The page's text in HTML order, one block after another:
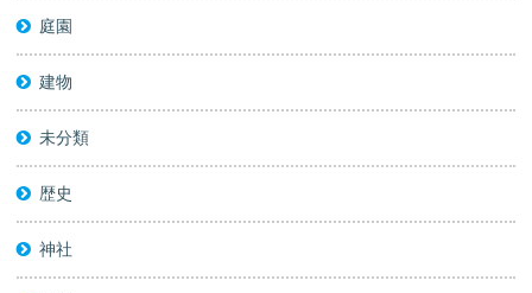
庭園
建物
未分類
歴史
神社